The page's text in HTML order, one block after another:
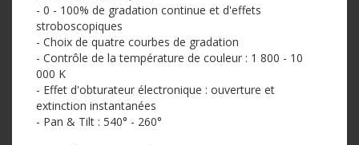
- 0 - 100% de gradation continue et d'effets
stroboscopiques
- Choix de quatre courbes de gradation
- Contrôle de la température de couleur : 1 800 - 10
000 K
- Effet d'obturateur électronique : ouverture et
extinction instantanées
- Pan & Tilt : 540° - 260°